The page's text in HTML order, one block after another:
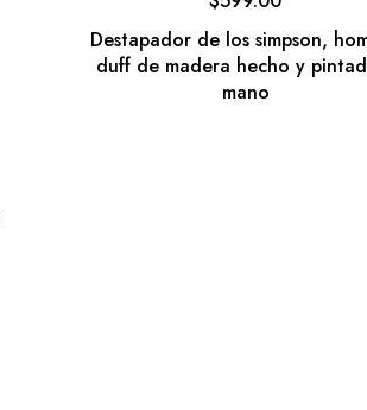
Destapador de los simpson,
duff de madera hecho y
mano